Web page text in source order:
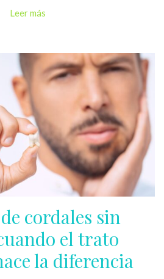
Leer más
cordales sin
el trato
la diferencia